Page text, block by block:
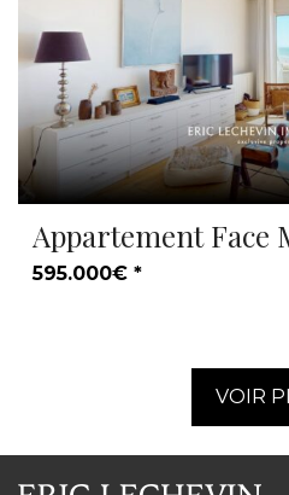
Appartement
595.000€ *
VOIR